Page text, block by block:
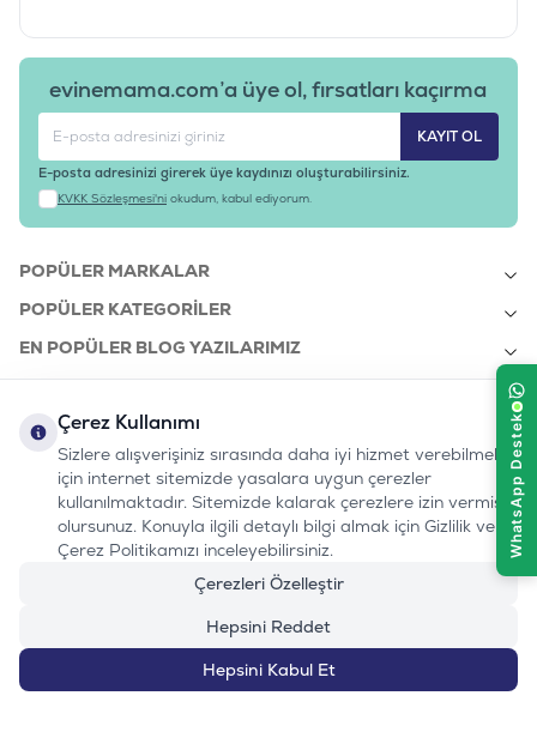
evinemama.com’a üye ol, fırsatları kaçırma
KAYIT OL
E-posta adresinizi girerek üye kaydınızı oluşturabilirsiniz.
KVKK Sözleşmesi'ni okudum, kabul ediyorum.
POPÜLER MARKALAR
POPÜLER KATEGORILER
EN POPÜLER BLOG YAZILARIMIZ
KURUMSAL
bizi takip edin:
Instagram
Youtube
TiktokFacebook
Linkedin
www.evinemama.com
0232 7000 212
%100 MUTLU
MÜŞTERI HATTI
Çerez Kullanımı
Sizlere alışverişiniz sırasında daha iyi hizmet verebilmek
için internet sitemizde yasalara uygun çerezler
kullanılmaktadır. Sitemizde kalarak çerezlere izin vermiş
olursunuz. Konuyla ilgili detaylı bilgi almak için Gizlilik ve
Çerez Politikamızı inceleyebilirsiniz.
Çerezleri Özelleştir
Hepsini Reddet
Hepsini Kabul Et